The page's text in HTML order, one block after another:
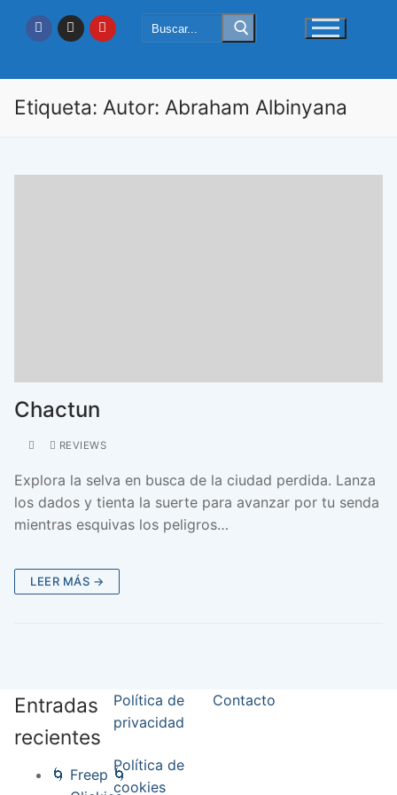
Buscar:
Etiqueta: Autor: Abraham Albinyana
Chactun
REVIEWS
Explora la selva en busca de la ciudad perdida. Lanza
los dados y tienta la suerte para avanzar por tu senda
mientras esquivas los peligros…
LEER MÁS →
Entradas
recientes
🌀 Freep 🌀
Política de
privacidad
Política de
cookies
Contacto